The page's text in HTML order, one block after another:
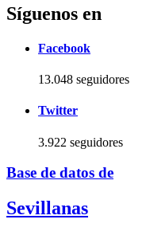
Síguenos en
Facebook
13.048 seguidores
Twitter
3.922 seguidores
Base de datos de
Sevillanas